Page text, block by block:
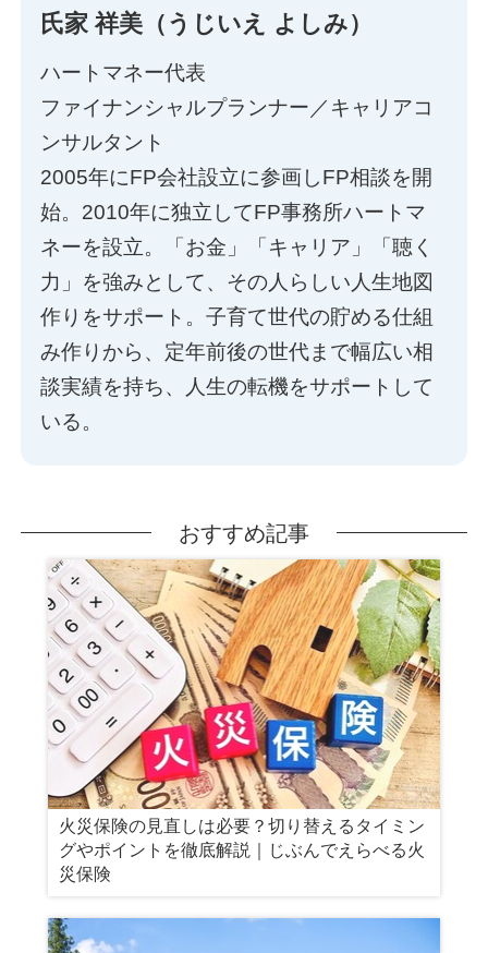
氏家 祥美（うじいえ よしみ）
ハートマネー代表
ファイナンシャルプランナー／キャリアコ
ンサルタント
2005年にFP会社設立に参画しFP相談を開
始。2010年に独立してFP事務所ハートマ
ネーを設立。「お金」「キャリア」「聴く
力」を強みとして、その人らしい人生地図
作りをサポート。子育て世代の貯める仕組
み作りから、定年前後の世代まで幅広い相
談実績を持ち、人生の転機をサポートして
いる。
おすすめ記事
火災保険の見直しは必要？切り替えるタイミン
グやポイントを徹底解説｜じぶんでえらべる火
災保険